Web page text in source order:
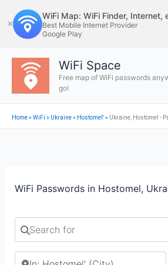
to
content
✕
WiFi Map: WiFi Finder, Internet,
Best Mobile Internet Provider
Google Play
WiFi Space
Free map of WiFi passwords
go!
Home»WiFi » Ukraine» Hostomel' » Ukraine, Hostomel -
WiFi Passwords in Hostomel,
Search for
Search by city or country